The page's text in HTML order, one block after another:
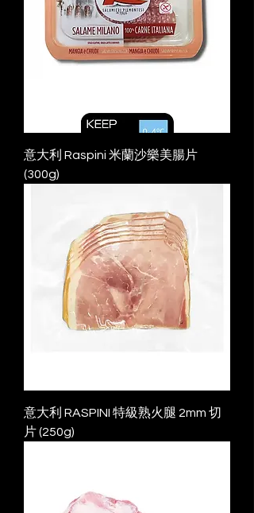
意大利 Raspini 米蘭沙樂美腸片
(300g)
意大利 RASPINI 特級熟火腿 2mm 切
片 (250g)